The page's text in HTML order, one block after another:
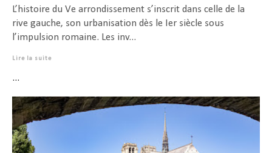
L’histoire du Ve arrondissement s’inscrit dans celle de la
rive gauche, son urbanisation dès le Ier siècle sous
l’impulsion romaine. Les inv...
Lire la suite
...